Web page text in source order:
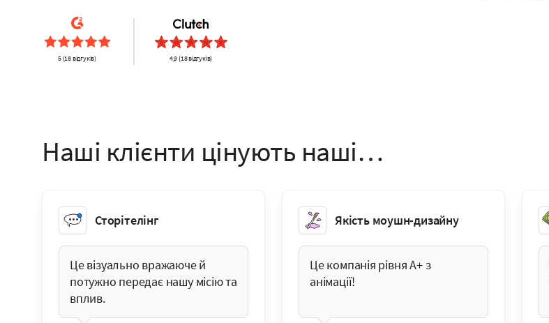
5 (18 відгуків) 4,9 (18 відгуків)
Наші клієнти цінують наші…
Сторітелінг
Це візуально вражаюче й
потужно передає нашу місію та
вплив.
Якість моушн-дизайну
Це компанія рівня A+ з
анімації!